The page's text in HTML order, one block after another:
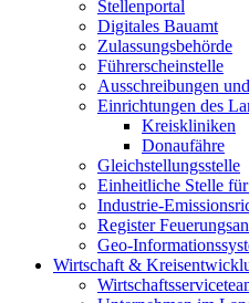
Stellenportal
Digitales Bauamt
Zulassungsbehörde
Führerscheinstelle
Ausschreibungen
Einrichtungen des
Kreiskliniken
Donaufähre
Gleichstellungsstelle
Einheitliche Stelle
Industrie-
Register
Geo-
Wirtschaft &